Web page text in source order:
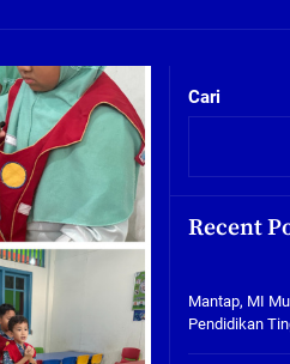
Minta Ada Pakta Integritas
Cari
Recent
Mantap, MI
Pendidikan